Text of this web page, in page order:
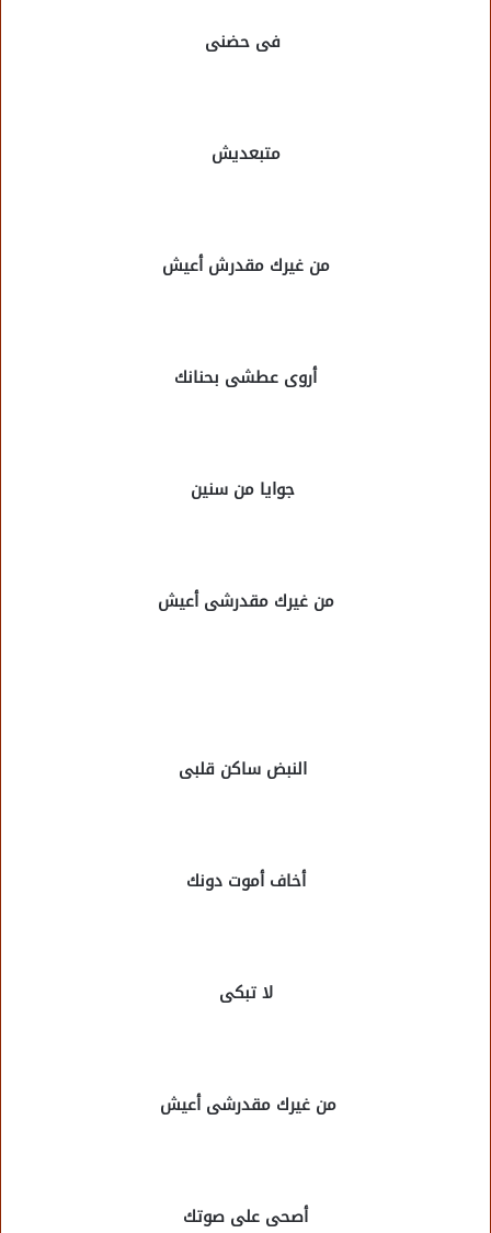
فى حضنى
متبعديش
من غيركمقدرش أعيش
أروى عطشى بحنانك
جوايا من سنين
من غيرك مقدرشى أعيش
النبض ساكن قلبى
أخاف أموت دونك
لا تبكى
من غيرك مقدرشى أعيش
أصحى على صوتك